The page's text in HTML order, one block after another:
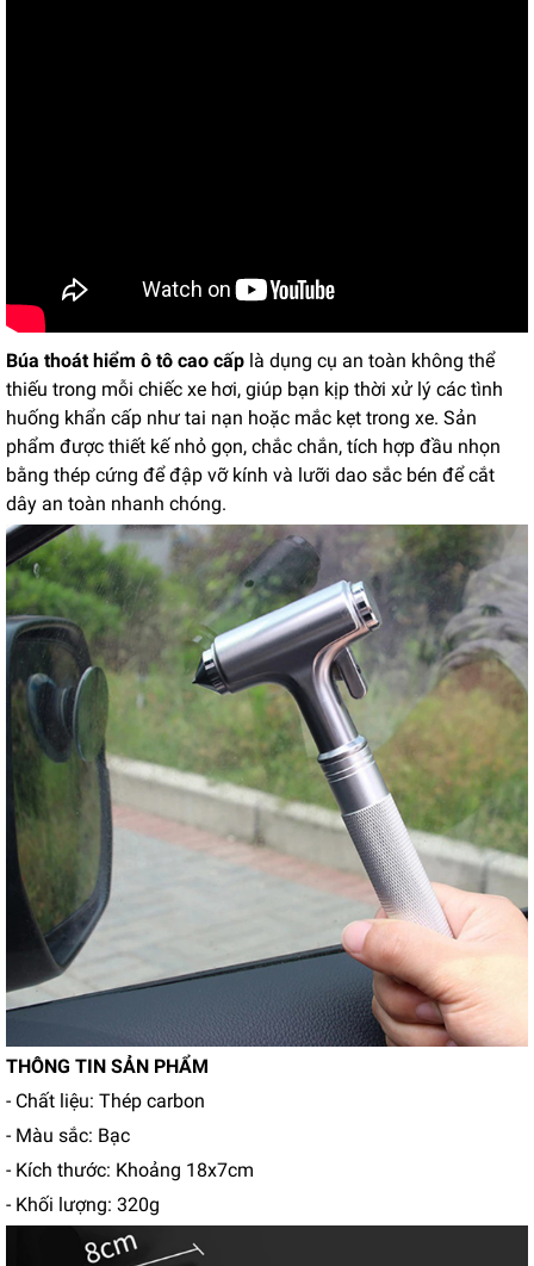
Búa thoát hiểm ô tô cao cấp là dụng cụ an toàn không thể
thiếu trong mỗi chiếc xe hơi, giúp bạn kịp thời xử lý các tình
huống khẩn cấp như tai nạn hoặc mắc kẹt trong xe. Sản
phẩm được thiết kế nhỏ gọn, chắc chắn, tích hợp đầu nhọn
bằng thép cứng để đập vỡ kính và lưỡi dao sắc bén để cắt
dây an toàn nhanh chóng.
THÔNG TIN SẢN PHẨM
- Chất liệu: Thép carbon
- Màu sắc: Bạc
- Kích thước: Khoảng 18x7cm
- Khối lượng: 320g